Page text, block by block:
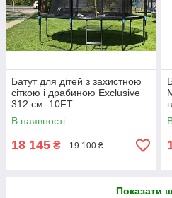
Батут для дітей з захистною
сіткою і драбиною Exclusive
312 см. 10FT
В наявності
18 145 ₴ 19 100 ₴
Показати